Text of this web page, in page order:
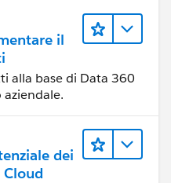
il
alla base di Data 360
dei